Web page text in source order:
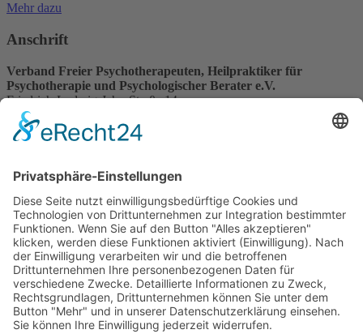
Mehr dazu
Anschrift
Verband Freier Psychotherapeuten, Heilpraktiker für
Psychotherapie und Psychologischer Berater e.V.
Friedrich-Ludwig-Jahn-Straße 14
31582 Nienburg/Weser
Service-Team
05021-8650320
Diese E-Mail-Adresse ist vor Spambots geschützt! Zur Anzeige
muss JavaScript eingeschaltet sein.
Wir sind Mitglied